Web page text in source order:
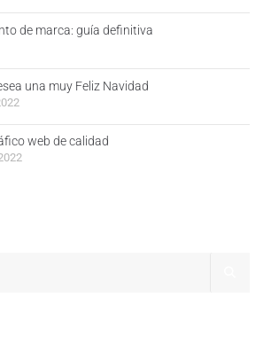
de marca: guía definitiva
una muy Feliz Navidad
web de calidad